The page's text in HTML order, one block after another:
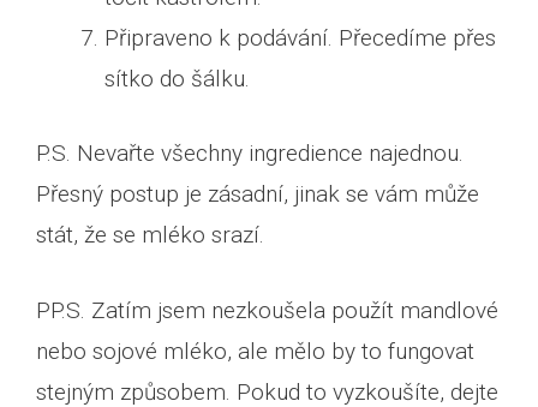
Připraveno k podávání. Přecedíme přes
sítko do šálku.
P.S. Nevařte všechny ingredience najednou.
Přesný postup je zásadní, jinak se vám může
stát, že se mléko srazí.
PP.S. Zatím jsem nezkoušela použít mandlové
nebo sojové mléko, ale mělo by to fungovat
stejným způsobem. Pokud to vyzkoušíte, dejte